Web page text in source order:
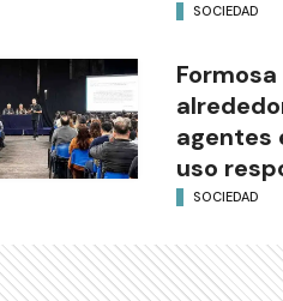
SOCIEDAD
agentes
uso
SOCIEDAD